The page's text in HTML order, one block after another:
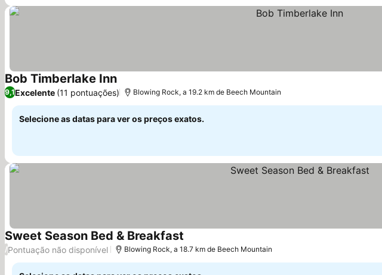
Bob Timberlake InnVer preços
9,1Excelente (11 pontuações) Blowing Rock, a 19.2 km de Beech Mountain
Selecione as datas para ver os preços exatos.
Sweet Season Bed & Breakfast
/Pontuação não disponível Blowing Rock, a 18.7 km de Beech Mountain